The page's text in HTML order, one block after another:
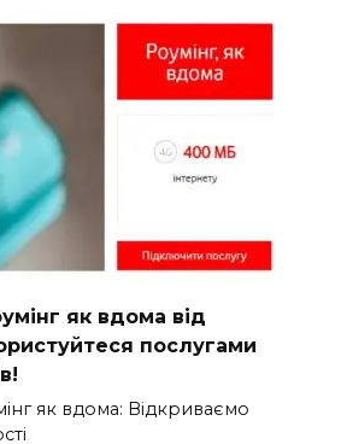
як вдома від
послугами
як вдома: Відкриваємо